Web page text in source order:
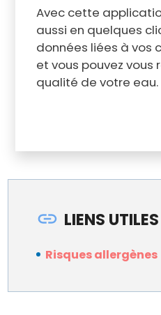
Avec cette
aussi en quelques
données liées à vos
et vous pouvez vous
qualité de votre eau.
LIENS UTILES
Risques allergènes